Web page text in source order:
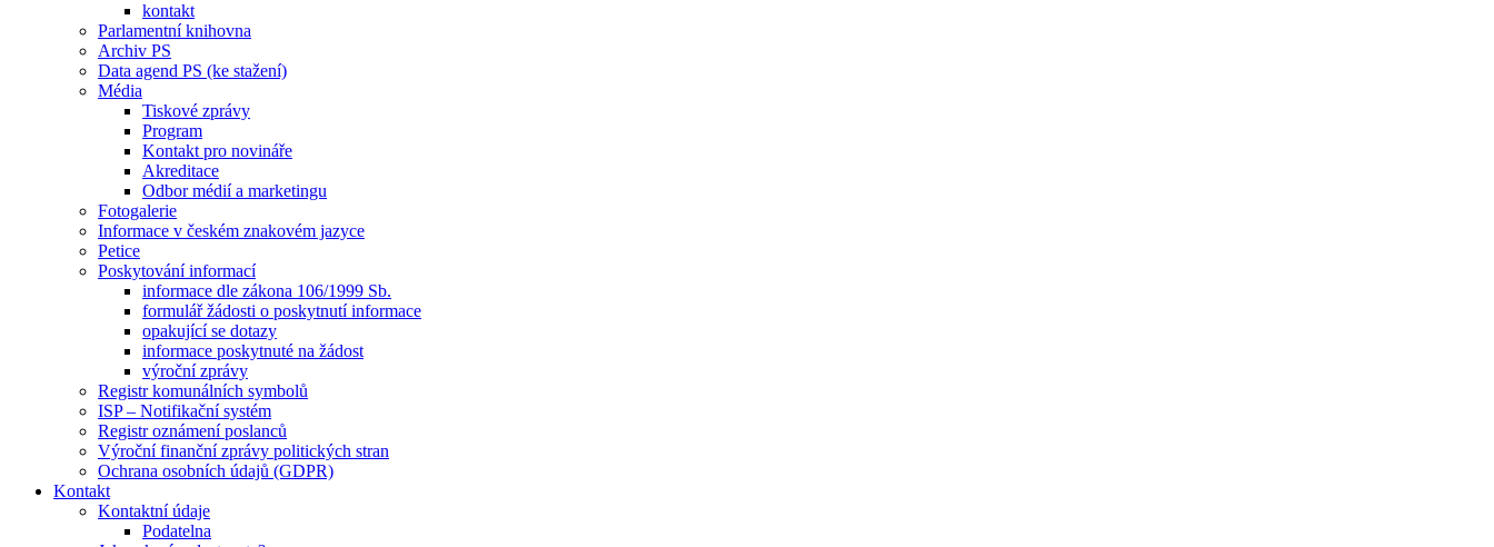
kontakt
Parlamentní knihovna
Archiv PS
Data agend PS (ke stažení)
Média
Tiskové zprávy
Program
Kontakt pro novináře
Akreditace
Odbor médií a marketingu
Fotogalerie
Informace v českém znakovém jazyce
Petice
Poskytování informací
informace dle zákona 106/1999 Sb.
formulář žádosti o poskytnutí informace
opakující se dotazy
informace poskytnuté na žádost
výroční zprávy
Registr komunálních symbolů
ISP – Notifikační systém
Registr oznámení poslanců
Výroční finanční zprávy politických stran
Ochrana osobních údajů (GDPR)
Kontakt
Kontaktní údaje
Podatelna